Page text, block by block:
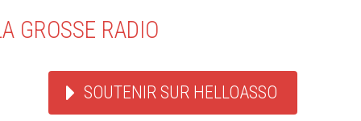
GROSSE RADIO
SOUTENIR SUR HELLOASSO